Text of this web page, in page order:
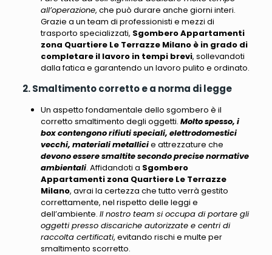
all’operazione, che può durare anche giorni interi.
Grazie a un team di professionisti e mezzi di
trasporto specializzati, Sgombero Appartamenti
zona Quartiere Le Terrazze Milano è in grado di
completare il lavoro in tempi brevi, sollevandoti
dalla fatica e garantendo un lavoro pulito e ordinato.
2. Smaltimento corretto e a norma di legge
Un aspetto fondamentale dello sgombero è il
corretto smaltimento degli oggetti. Molto spesso, i
box contengono rifiuti speciali, elettrodomestici
vecchi, materiali metallicie attrezzature che
devono essere smaltite secondo precise normative
ambientali. Affidandoti a Sgombero
Appartamenti zona Quartiere Le Terrazze
Milano, avrai la certezza che tutto verrà gestito
correttamente, nel rispetto delle leggi e
dell’ambiente. Il nostro team si occupa di portare gli
oggetti presso discariche autorizzate e centri di
raccolta certificati, evitando rischi e multe per
smaltimento scorretto.